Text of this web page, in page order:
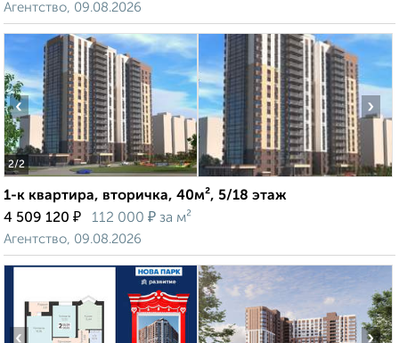
Агентство, 09.08.2026
2/2
‹ ›
1-к квартира, вторичка, 40м², 5/18 этаж
4 509 120 ₽ 112 000 ₽ за м²
Агентство, 09.08.2026
‹ ›